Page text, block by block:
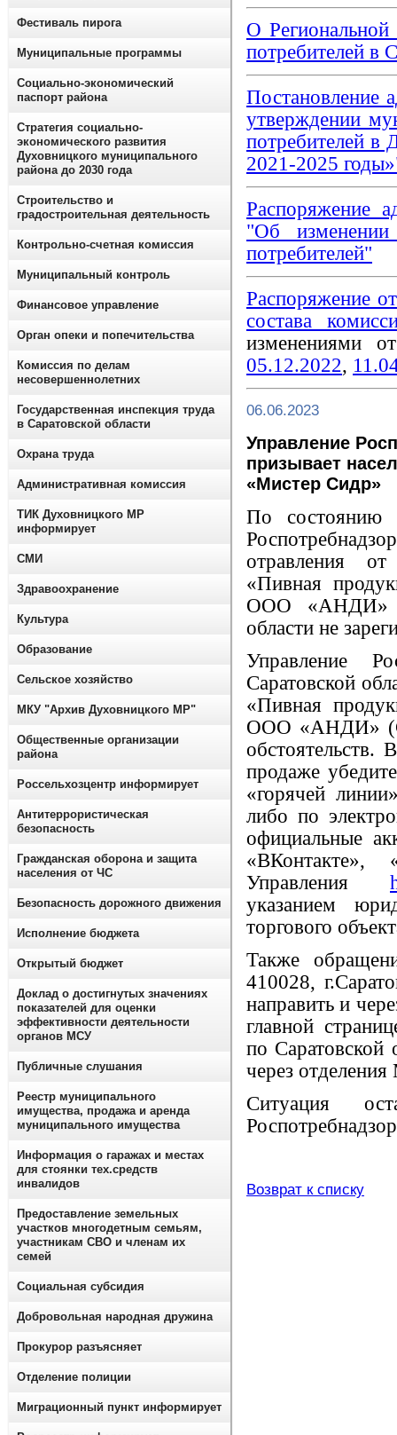
О
потребителей в
Постановление
утверждении
потребителей в
2021-2025
Распоряжение
"Об
потребителей"
Распоряжение
состава
изменениями
05.12.2022,
06.06.2023
Управление
призывает
«Мистер Сидр»
По состоянию
отравления
«Пивная
ООО «АНДИ»
области не
Управление
Саратовской
«Пивная
ООО «АНДИ»
обстоятельств.
продаже
«горячей
либо по
официальные
«ВКонтакте»,
Управления
указанием
торгового
Также
410028,
направить и
главной
по Саратовской
через
Ситуация
Возврат к списку
Фестиваль пирога
Муниципальные программы
Социально-экономический
паспорт района
Стратегия социально-
экономического развития
Духовницкого муниципального
района до 2030 года
Строительство и
градостроительная деятельность
Контрольно-счетная комиссия
Муниципальный контроль
Финансовое управление
Орган опеки и попечительства
Комиссия по делам
несовершеннолетних
Государственная инспекция труда
в Саратовской области
Охрана труда
Административная комиссия
ТИК Духовницкого МР
информирует
СМИ
Здравоохранение
Культура
Образование
Сельское хозяйство
МКУ "Архив Духовницкого МР"
Общественные организации
района
Россельхозцентр информирует
Антитеррористическая
безопасность
Гражданская оборона и защита
населения от ЧС
Безопасность дорожного движения
Исполнение бюджета
Открытый бюджет
Доклад о достигнутых значениях
показателей для оценки
эффективности деятельности
органов МСУ
Публичные слушания
Реестр муниципального
имущества, продажа и аренда
муниципального имущества
Информация о гаражах и местах
для стоянки тех.средств
инвалидов
Предоставление земельных
участков многодетным семьям,
участникам СВО и членам их
семей
Социальная субсидия
Добровольная народная дружина
Прокурор разъясняет
Отделение полиции
Миграционный пункт информирует